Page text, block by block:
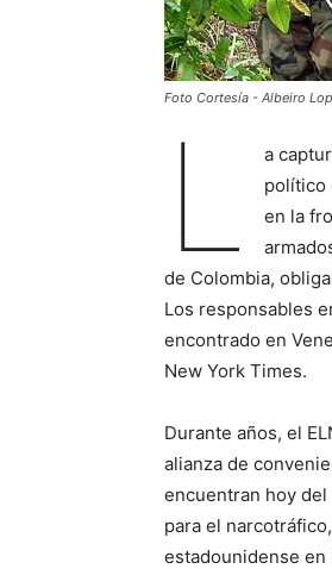
Foto Cortesía - Albeiro
L a
político
en la
de Colombia,
Los responsables
encontrado en
New York Times.
Durante años, el
alianza de
encuentran hoy
para el
estadounidense en